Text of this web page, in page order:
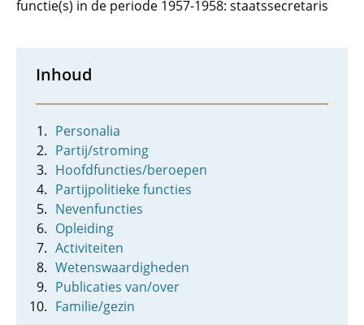
functie(s) in de periode 1957-1958: staatssecretaris
Inhoud
Personalia
Partij/stroming
Hoofdfuncties/beroepen
Partijpolitieke functies
Nevenfuncties
Opleiding
Activiteiten
Wetenswaardigheden
Publicaties van/over
Familie/gezin